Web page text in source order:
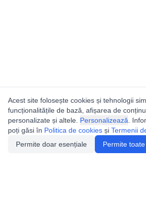
Acest site folosește cookies și tehnologii
funcționalitățile de bază, afișarea de
personalizate și altele. Personalizează .
poți găsi în Politica de cookies și Termenii
Permite doar esențiale
Permite toate